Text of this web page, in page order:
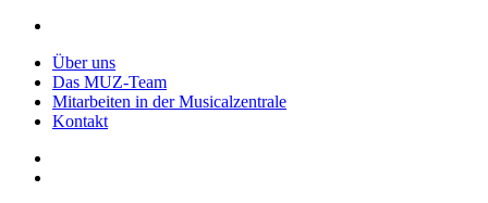
Über uns
Das MUZ-Team
Mitarbeiten in der Musicalzentrale
Kontakt